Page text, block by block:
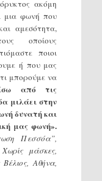
ακόμη
μια φωνή που
αμεσότητα,
οποίους
ποιοι
ή που μας
τι μπορούμε να
από τις
μιλάει στην
δυνατή και
μας φωνή».
Πεσσόα”,
μάσκες,
Αθήνα,